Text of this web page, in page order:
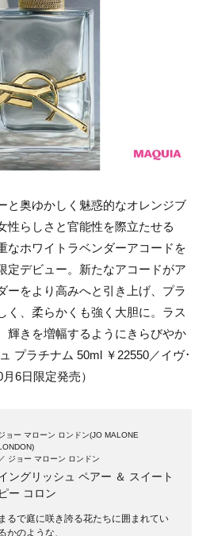
と奥ゆかしく魅惑的なオレンジブ
性らしさと官能性を際立たせる
なホワイトラベンダーアコードを
定デビュー。新たなアコードがア
ーをより高みへと引き上げ、プラ
く、柔らかくも強く大胆に。ラス
輝きを増幅するようにきらびやか
プラチナム 50ml ￥22550／イヴ･
6日限定発売）
ョー マローン ロンドン(JO MALONE
ジョー マローン ロンドン
ングリッシュ ペアー ＆ スイート
ピー コロン
まるで庭に咲き誇る花たちに囲まれてい
かのような、